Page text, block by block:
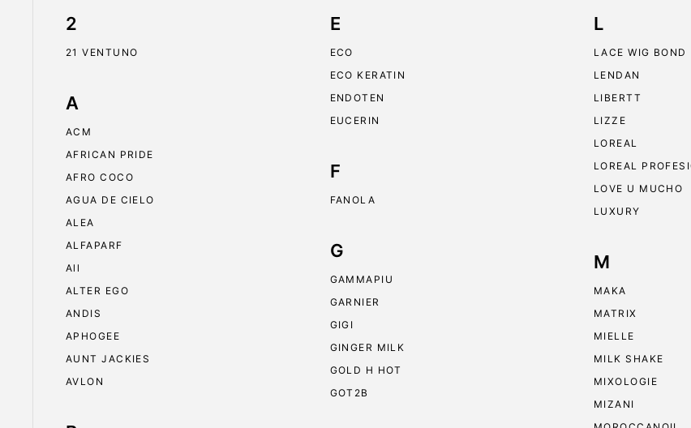
2
21 VENTUNO
A
ACM
AFRICAN PRIDE
AFRO COCO
AGUA DE CIELO
ALEA
ALFAPARF
All
ALTER EGO
ANDIS
APHOGEE
AUNT JACKIES
AVLON
E
ECO
ECO KERATIN
ENDOTEN
EUCERIN
F
FANOLA
G
GAMMAPIU
GARNIER
GIGI
GINGER MILK
GOLD H HOT
GOT2B
L
LACE WIG BOND
LENDAN
LIBERTT
LIZZE
LOREAL
LOREAL
LOVE U MUCHO
LUXURY
M
MAKA
MATRIX
MIELLE
MILK SHAKE
MIXOLOGIE
MIZANI